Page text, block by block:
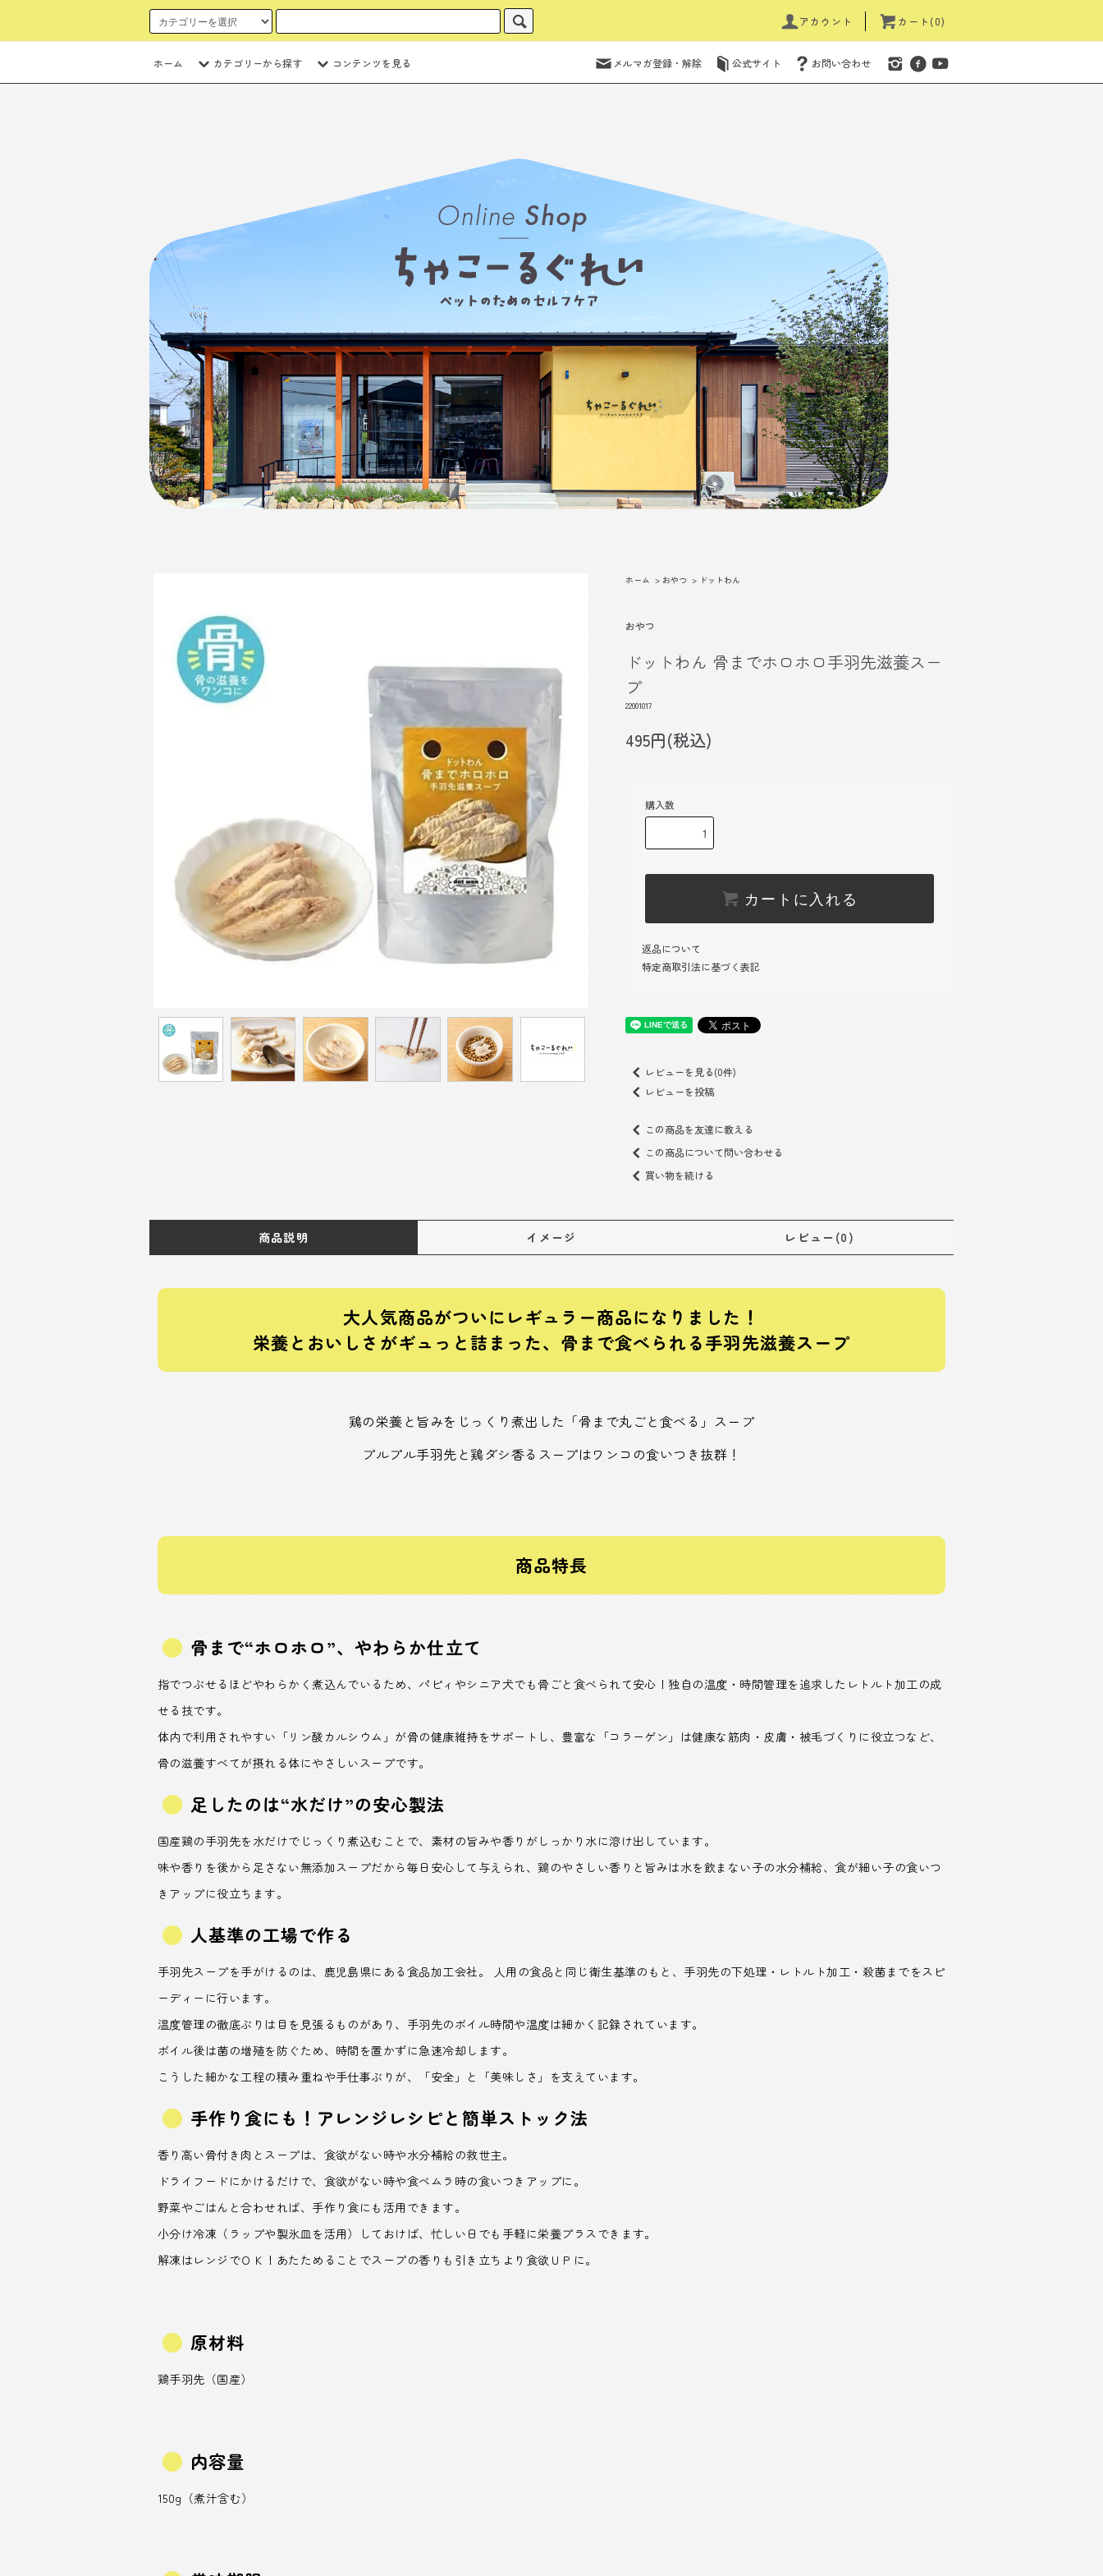
アカウント カート(0)
ホーム カテゴリーから探す コンテンツを見る メルマガ登録・解除 公式サイト お問い合わせ
ホーム > おやつ > ドットわん
おやつ
ドットわん 骨までホロホロ手羽先滋養スー
プ
22001017
495円(税込)
購入数
カートに入れる
返品について
特定商取引法に基づく表記
レビューを見る(0件)
レビューを投稿
この商品を友達に教える
この商品について問い合わせる
買い物を続ける
商品説明 イメージ レビュー(0)
大人気商品がついにレギュラー商品になりました！
栄養とおいしさがギュっと詰まった、骨まで食べられる手羽先滋養スープ
鶏の栄養と旨みをじっくり煮出した「骨まで丸ごと食べる」スープ
プルプル手羽先と鶏ダシ香るスープはワンコの食いつき抜群！
商品特長
骨まで“ホロホロ”、やわらか仕立て
指でつぶせるほどやわらかく煮込んでいるため、パピィやシニア犬でも骨ごと食べられて安心！独自の温度・時間管理を追求したレトルト加工の成
せる技です。
体内で利用されやすい「リン酸カルシウム」が骨の健康維持をサポートし、豊富な「コラーゲン」は健康な筋肉・皮膚・被毛づくりに役立つなど、
骨の滋養すべてが摂れる体にやさしいスープです。
足したのは“水だけ”の安心製法
国産鶏の手羽先を水だけでじっくり煮込むことで、素材の旨みや香りがしっかり水に溶け出しています。
味や香りを後から足さない無添加スープだから毎日安心して与えられ、鶏のやさしい香りと旨みは水を飲まない子の水分補給、食が細い子の食いつ
きアップに役立ちます。
人基準の工場で作る
手羽先スープを手がけるのは、鹿児島県にある食品加工会社。 人用の食品と同じ衛生基準のもと、手羽先の下処理・レトルト加工・殺菌までをスピ
ーディーに行います。
温度管理の徹底ぶりは目を見張るものがあり、手羽先のボイル時間や温度は細かく記録されています。
ボイル後は菌の増殖を防ぐため、時間を置かずに急速冷却します。
こうした細かな工程の積み重ねや手仕事ぶりが、「安全」と「美味しさ」を支えています。
手作り食にも！アレンジレシピと簡単ストック法
香り高い骨付き肉とスープは、食欲がない時や水分補給の救世主。
ドライフードにかけるだけで、食欲がない時や食べムラ時の食いつきアップに。
野菜やごはんと合わせれば、手作り食にも活用できます。
小分け冷凍（ラップや製氷皿を活用）しておけば、忙しい日でも手軽に栄養プラスできます。
解凍はレンジでＯＫ！あたためることでスープの香りも引き立ちより食欲ＵＰに。
原材料
鶏手羽先（国産）
内容量
150g（煮汁含む）